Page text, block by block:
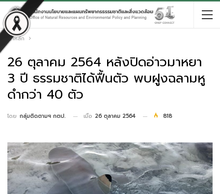
หน้าหลัก
26 ตุลาคม 2564 หลังปิดอ่าวมาหยา
3 ปี ธรรมชาติได้ฟื้นตัว พบฝูงฉลามหู
ดำกว่า 40 ตัว
โดย กลุ่มติดตามฯ กตป. เมื่อ 26 ตุลาคม 2564 818